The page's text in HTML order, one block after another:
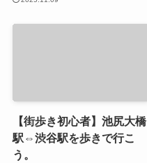
【街歩き初心者】池尻大橋
駅⇔渋谷駅を歩きで行こ
う。